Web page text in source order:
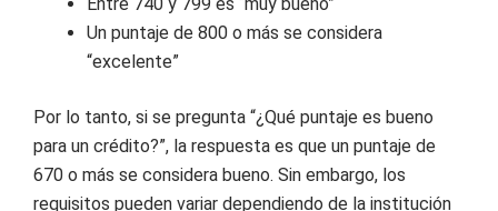
Un puntaje de 800 o más se considera
“excelente”
Por lo tanto, si se pregunta “¿Qué puntaje es bueno
para un crédito?”, la respuesta es que un puntaje de
670 o más se considera bueno. Sin embargo, los
requisitos pueden variar dependiendo de la institución